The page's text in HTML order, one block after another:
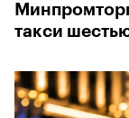
такси